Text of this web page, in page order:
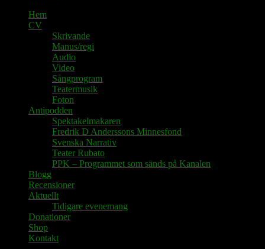
Hem
CV
Skrivande
Manus/regi
Audio
Video
Sångprogram
Teatermusik
Foton
Antipodden
Spektakelmakaren
Fredrik D Anderssons Minnesfond
Svenska Narrativ
Teater Rubato
PPK – Programmet som sänds på Kanalen
Blogg
Recensioner
Aktuellt
Tidigare evenemang
Donationer
Shop
Kontakt